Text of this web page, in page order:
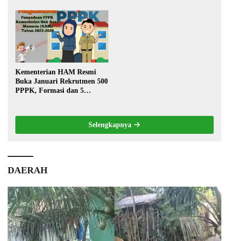
Warga
Kementerian HAM Resmi
Buka Januari Rekrutmen 500
PPPK, Formasi dan 5
Selengkapnya
DAERAH